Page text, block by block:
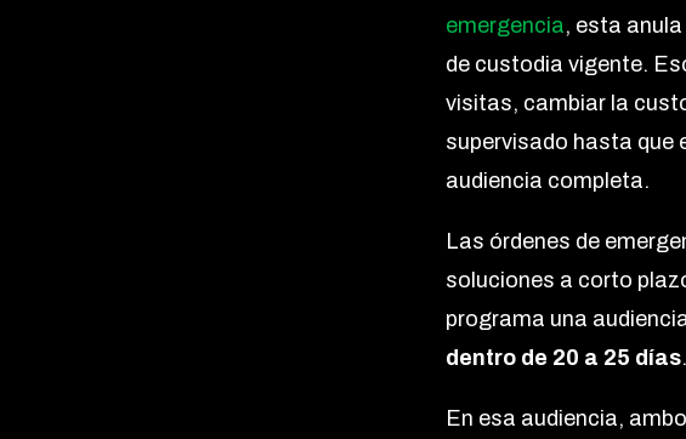
emergencia, esta
de custodia vigente.
visitas, cambiar la
supervisado hasta que
audiencia completa.
Las órdenes de
soluciones a corto
programa una
dentro de 20 a 25 días.
En esa audiencia,